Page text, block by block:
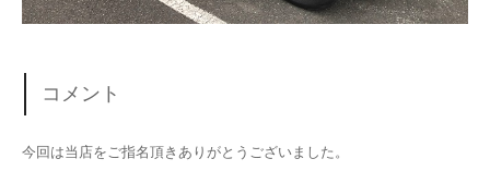
コメント
今回は当店をご指名頂きありがとうございました。